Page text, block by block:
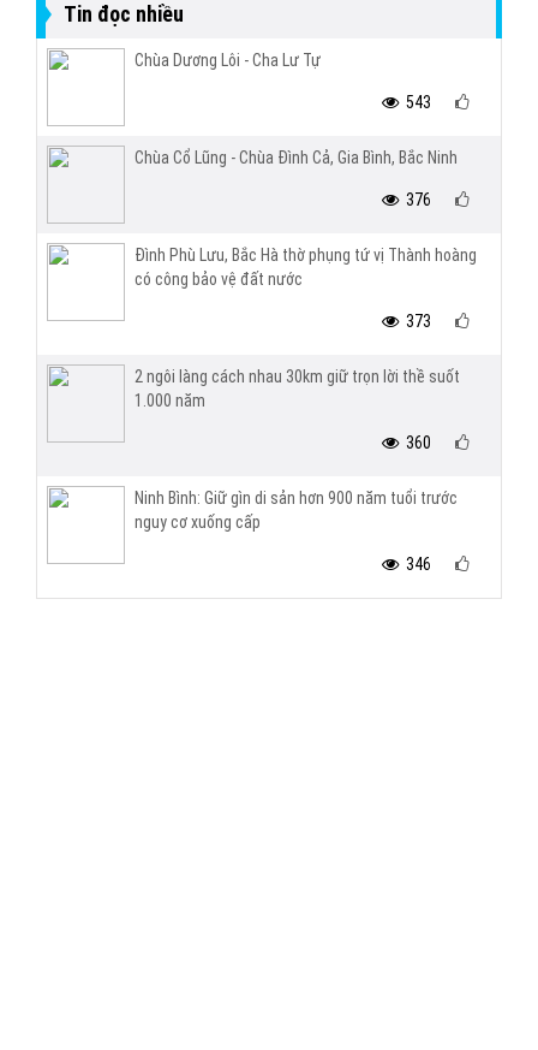
Tin đọc nhiều
Chùa Dương Lôi - Cha Lư Tự
543
Chùa Cổ Lũng - Chùa Đình Cả, Gia Bình, Bắc Ninh
376
Đình Phù Lưu, Bắc Hà thờ phụng tứ vị Thành hoàng
có công bảo vệ đất nước
373
2 ngôi làng cách nhau 30km giữ trọn lời thề suốt
1.000 năm
360
Ninh Bình: Giữ gìn di sản hơn 900 năm tuổi trước
nguy cơ xuống cấp
346